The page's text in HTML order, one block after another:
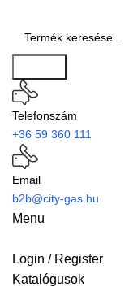
Telefonszám
+36 59 360 111
Email
b2b@city-gas.hu
Menu
Login / Register
Katalógusok